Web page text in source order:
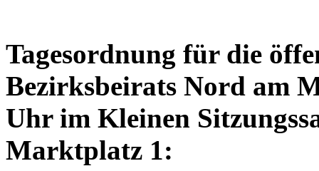
Tagesordnung für die
Bezirksbeirats Nord am
Uhr im Kleinen
Marktplatz 1: